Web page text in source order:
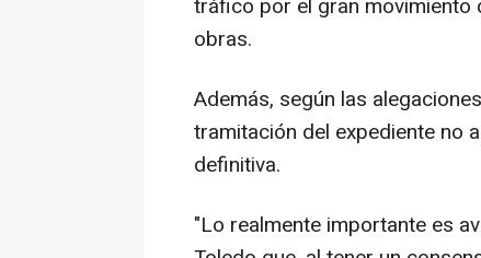
tráfico por el gran movimiento
obras.
Además, según las
tramitación del expediente no
definitiva.
"Lo realmente importante es